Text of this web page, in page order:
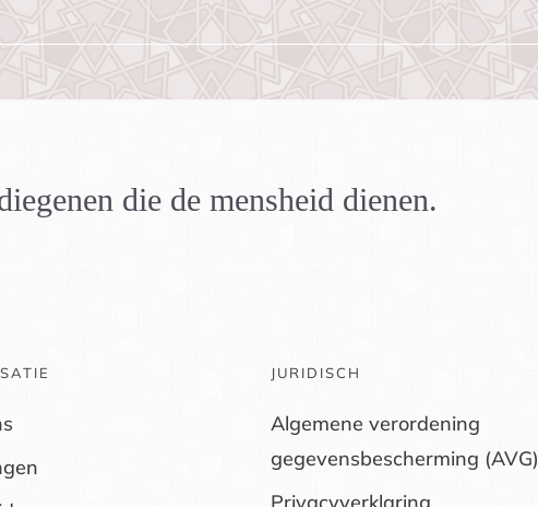
die de mensheid dienen.
JURIDISCH
Algemene verordening
gegevensbescherming (AVG)